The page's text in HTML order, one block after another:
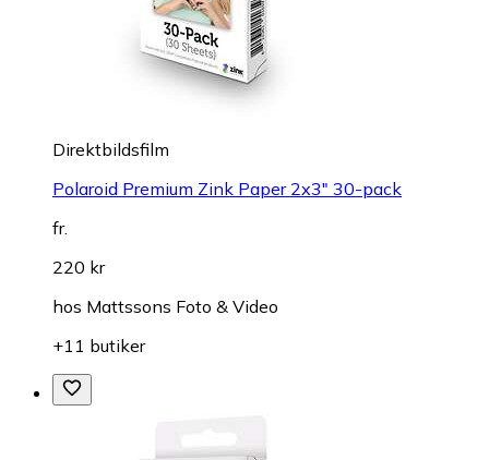
Direktbildsfilm
Polaroid Premium Zink Paper 2x3" 30-pack
fr.
220 kr
hos Mattssons Foto & Video
+11 butiker